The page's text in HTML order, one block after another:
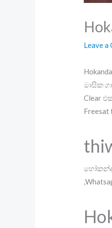
Leave a
මාසික
Clear